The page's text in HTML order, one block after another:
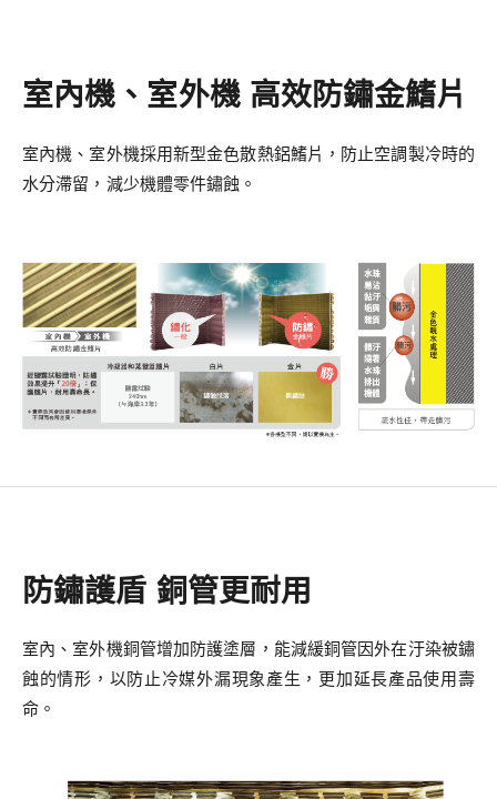
室內機、室外機 高效防鏽金鰭片
室內機、室外機採用新型金色散熱鋁鰭片，防止空調製冷時的
水分滯留，減少機體零件鏽蝕。
防鏽護盾 銅管更耐用
室內、室外機銅管增加防護塗層，能減緩銅管因外在汙染被鏽
蝕的情形，以防止冷媒外漏現象產生，更加延長產品使用壽
命。